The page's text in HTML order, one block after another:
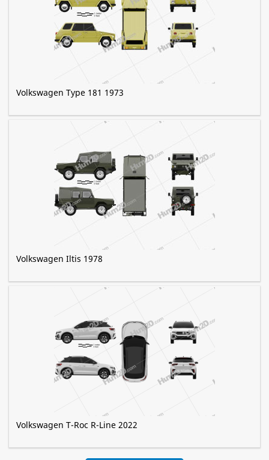
Volkswagen Type 181 1973
Volkswagen Iltis 1978
Volkswagen T-Roc R-Line 2022